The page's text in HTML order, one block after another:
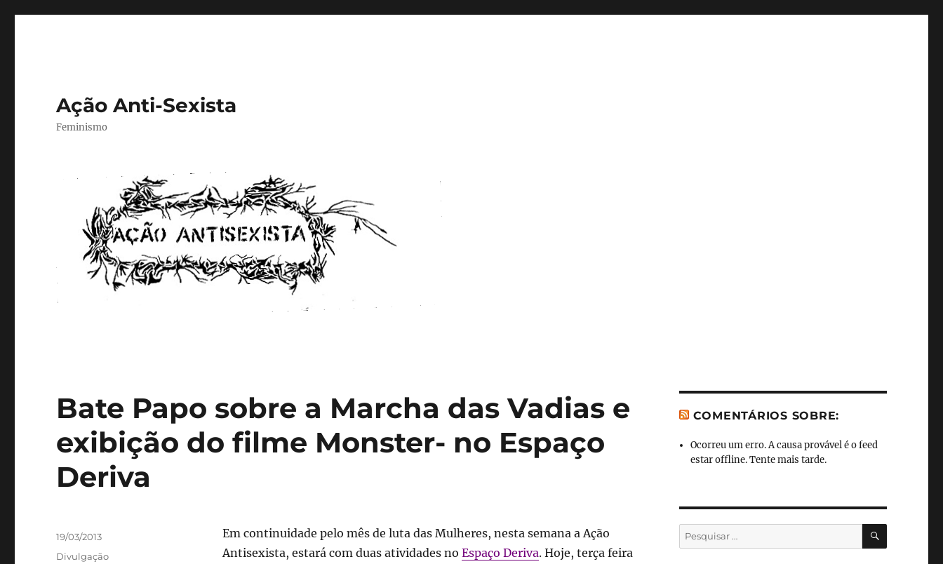
Ação Anti-Sexista
Feminismo
Bate Papo sobre a Marcha das Vadias e
exibição do filme Monster- no Espaço
Deriva
Em continuidade pelo mês de luta das Mulheres, nesta semana a Ação
Antisexista, estará com duas atividades no Espaço Deriva. Hoje, terça feira
Autor
Publicado
em
19/03/2013
Categorias
Divulgação
COMENTÁRIOS SOBRE:
Ocorreu um erro. A causa provável é o feed
estar offline. Tente mais tarde.
Pesquisar
por: